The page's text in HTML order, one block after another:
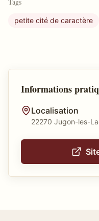
petite cité de caractère
Informations
Localisation
22270 Jugon-les-